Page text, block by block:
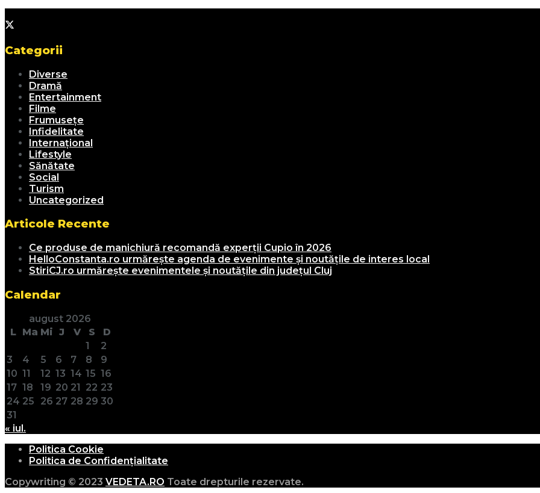
Categorii
Diverse
Dramă
Entertainment
Filme
Frumusețe
Infidelitate
Internațional
Lifestyle
Sănătate
Social
Turism
Uncategorized
Articole Recente
Ce produse de manichiură recomandă experții Cupio în 2026
HelloConstanta.ro urmărește agenda de evenimente și noutățile de interes local
StiriCJ.ro urmărește evenimentele și noutățile din județul Cluj
Calendar
august 2026
L Ma Mi J V S
D
1
2
3
4 5 6 7 8
9
10 11 12 13 14 15 16
17 18 19 20 21 22 23
24 25 26 27 28 29 30
31
« iul.
Politica Cookie
Politica de Confidențialitate
Copywriting © 2023 VEDETA.RO Toate drepturile rezervate.